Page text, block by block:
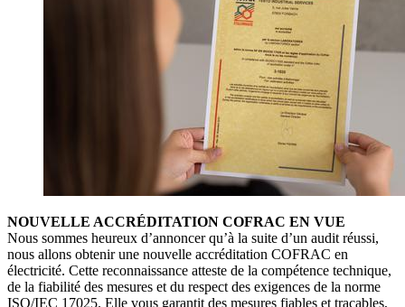
NOUVELLE ACCRÉDITATION COFRAC EN VUE
Nous sommes heureux d’annoncer qu’à la suite d’un audit réussi,
nous allons obtenir une nouvelle accréditation COFRAC en
électricité. Cette reconnaissance atteste de la compétence technique,
de la fiabilité des mesures et du respect des exigences de la norme
ISO/IEC 17025. Elle vous garantit des mesures fiables et traçables,